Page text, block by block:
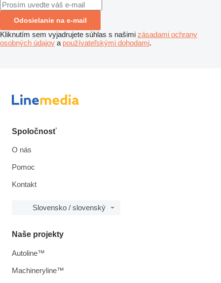
Odosielanie na e-mail
Kliknutím sem vyjadrujete súhlas s našimi zásadami ochrany
osobných údajov a používateľskými dohodami.
Spoločnosť
O nás
Pomoc
Kontakt
Slovensko / slovenský
Naše projekty
Autoline™
Machineryline™